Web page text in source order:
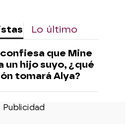
Lo último
que Mine
un hijo suyo, ¿qué
tomará Alya?